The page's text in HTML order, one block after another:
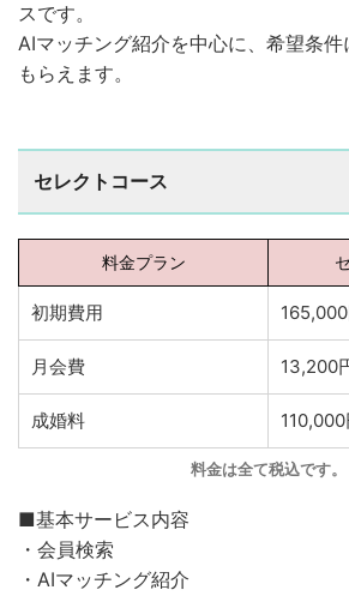
スです。
AIマッチング紹介を中心に、希望条
もらえます。
セレクトコース
料金プラン
初期費用
月会費 13,200
成婚料 110,000
料金は全て税込です。
■基本サービス内容
・会員検索
・AIマッチング紹介